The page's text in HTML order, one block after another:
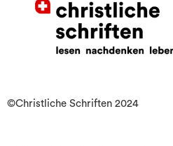
©Christliche Schriften 2024